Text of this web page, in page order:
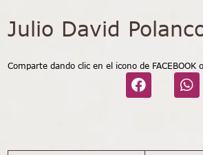
Julio David
Comparte dando clic en el icono de FACEBOOK